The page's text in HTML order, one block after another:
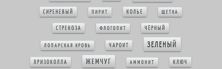
СИРЕНЕВЫЙ ПИРИТ КОЛЬЕ ЩЕТКА
СТРЕКОЗА ФЛОГОПИТ ЧЁРНЫЙ
ЛОПАРСКАЯ КРОВЬ ЧАРОИТ ЗЕЛЕНЫЙ
ХРИЗОКОЛЛА ЖЕМЧУГ АММОНИТ КЛЮЧ